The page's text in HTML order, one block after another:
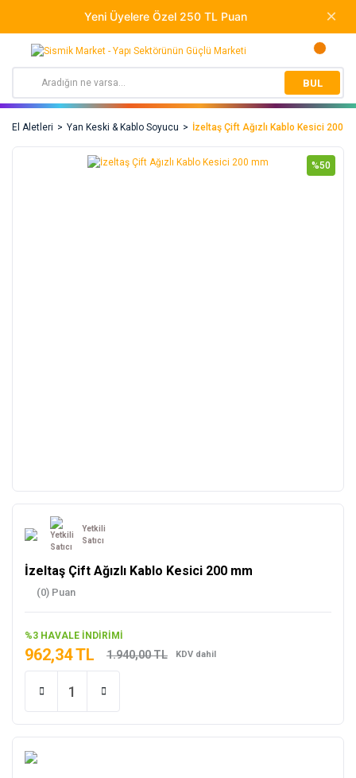
BUL
El Aletleri Yan Keski & Kablo Soyucu İzeltaş Çift Ağızlı Kablo Kesici 200
%50
Yetkili
Satıcı
İzeltaş Çift Ağızlı Kablo Kesici 200 mm
(0) Puan
%3 HAVALE İNDİRİMİ
962,34 TL 1.940,00 TL KDV dahil